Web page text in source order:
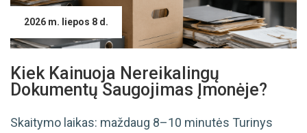
2026 m. liepos 8 d.
Kiek Kainuoja Nereikalingų
Dokumentų Saugojimas Įmonėje?
Skaitymo laikas: maždaug 8–10 minutės Turinys